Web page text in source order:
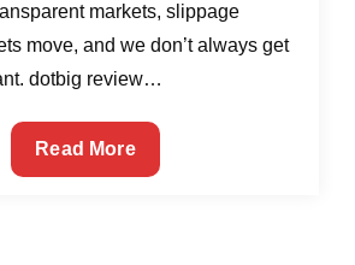
markets, slippage
move, and we don’t always get
dotbig review…
Thinkorswim
Trading
Read More